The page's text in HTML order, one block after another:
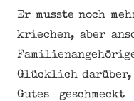
Er musste noch
kriechen, aber
Glücklich darüber,
Gutes